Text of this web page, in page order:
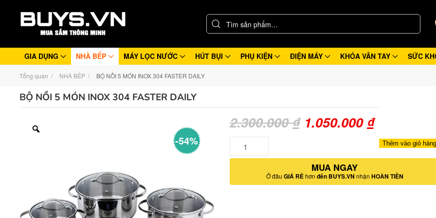
GIA DỤNG NHÀ BẾP MÁY LỌC NƯỚC HÚT BỤI PHỤ KIỆN ĐIỆN MÁY KHÓA VÂN TAY SỨC
Tổng quan NHÀ BẾP BỘ NỒI 5 MÓN INOX 304 FASTER DAILY
BỘ NỒI 5 MÓN INOX 304 FASTER DAILY
-54%
2.300.000₫ Giá
là:
2.300.000 ₫.
1.050.000 ₫Giá
hiện
tại
là:
lượng
Thêm vào giỏ hàng
MUA NGAY
Ở đâu GIÁ RẺhơn đến BUYS.VN nhận HOÀN TIỀN